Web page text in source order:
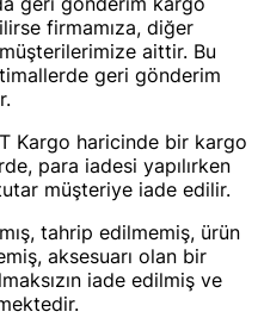
firmamıza, diğer
aittir. Bu
geri gönderim
Kargo haricinde bir kargo
para iadesi yapılırken
müşteriye iade edilir.
tahrip edilmemiş, ürün
aksesuarı olan bir
iade edilmiş ve